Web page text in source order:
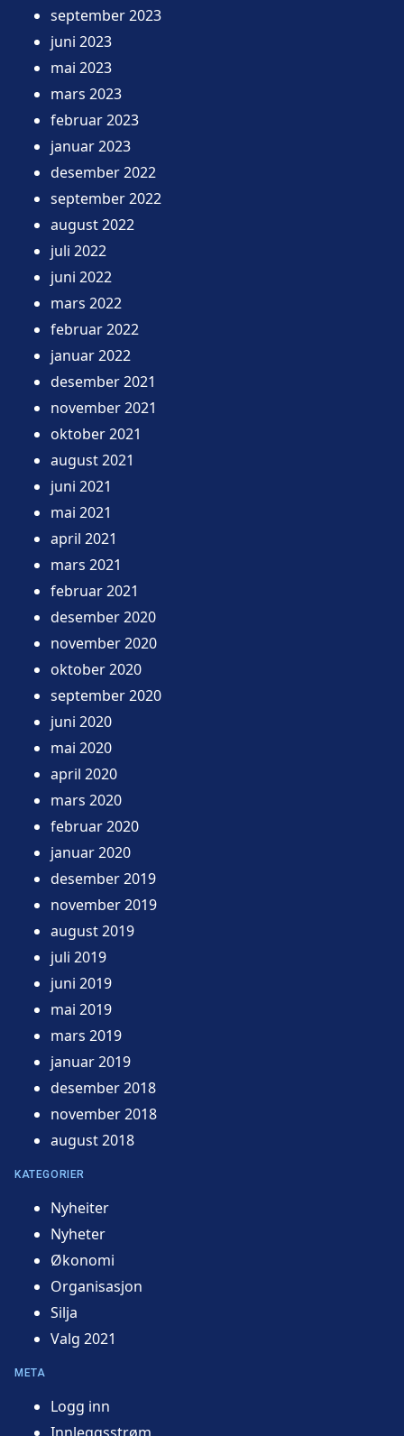
september 2023
juni 2023
mai 2023
mars 2023
februar 2023
januar 2023
desember 2022
september 2022
august 2022
juli 2022
juni 2022
mars 2022
februar 2022
januar 2022
desember 2021
november 2021
oktober 2021
august 2021
juni 2021
mai 2021
april 2021
mars 2021
februar 2021
desember 2020
november 2020
oktober 2020
september 2020
juni 2020
mai 2020
april 2020
mars 2020
februar 2020
januar 2020
desember 2019
november 2019
august 2019
juli 2019
juni 2019
mai 2019
mars 2019
januar 2019
desember 2018
november 2018
august 2018
KATEGORIER
Nyheiter
Nyheter
Økonomi
Organisasjon
Silja
Valg 2021
META
Logg inn